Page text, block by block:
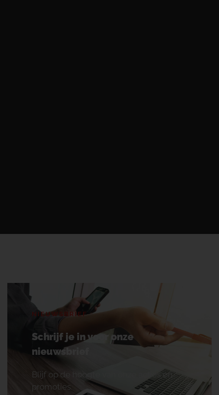
NIEUWSBRIEF
Schrijf je in voor onze
nieuwsbrief
Blijf op de hoogte van onze acties en
promoties.